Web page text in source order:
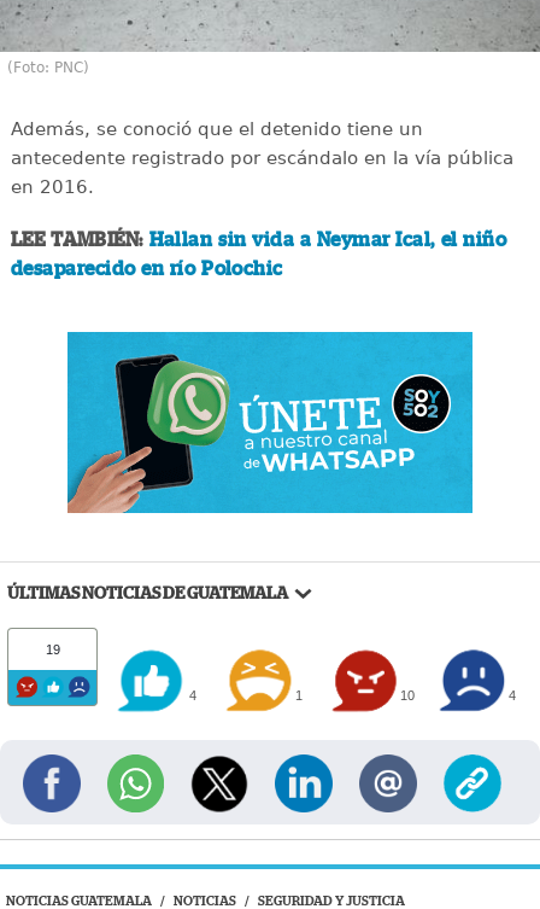
(Foto: PNC)
Además, se conoció que el detenido tiene un
antecedente registrado por escándalo en la vía pública
en 2016.
LEE TAMBIÉN: Hallan sin vida a Neymar Ical, el niño
desaparecido en río Polochic
ÚLTIMAS NOTICIAS DE GUATEMALA
19
4 1 10 4
NOTICIAS GUATEMALA / NOTICIAS / SEGURIDAD Y JUSTICIA